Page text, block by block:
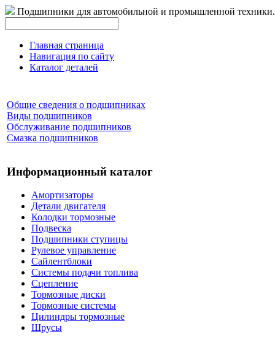
Подшипники для автомобильной и промышленной техники.
Главная страница
Навигация по сайту
Каталог деталей
Общие сведения о подшипниках
Виды подшипников
Обслуживание подшипников
Смазка подшипников
Информационный каталог
Амортизаторы
Детали двигателя
Колодки тормозные
Подвеска
Подшипники ступицы
Рулевое управление
Сайлентблоки
Системы подачи топлива
Сцепление
Тормозные диски
Тормозные системы
Цилиндры тормозные
Шрусы